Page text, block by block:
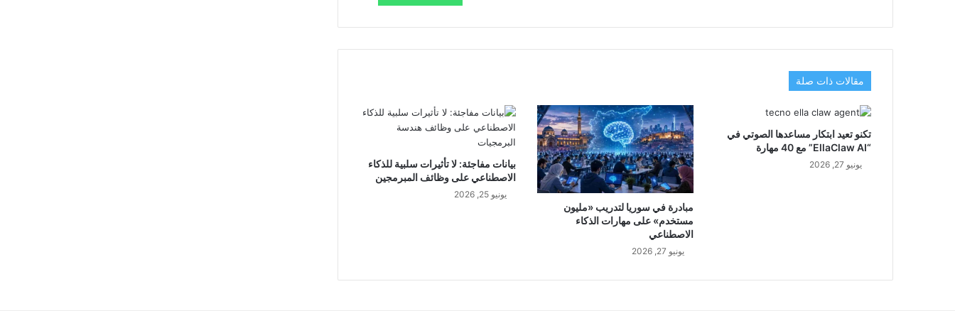
مقالات ذات صلة
تكنو تعيد ابتكار مساعدها الصوتي في
“EllaClaw AI” مع 40 مهارة
يونيو 27, 2026
مبادرة في سوريا لتدريب «مليون
مستخدم» على مهارات الذكاء
الاصطناعي
يونيو 27, 2026
بيانات مفاجئة: لا تأثيرات سلبية للذكاء
الاصطناعي على وظائف المبرمجين
يونيو 25, 2026